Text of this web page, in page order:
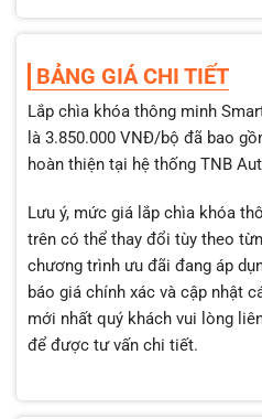
BẢNG GIÁ CHI TIẾT
Lắp chìa khóa thông minh
là 3.850.000 VNĐ/bộ đã bao
hoàn thiện tại hệ thống TNB
Lưu ý, mức giá lắp chìa khóa
trên có thể thay đổi tùy theo
chương trình ưu đãi đang áp
báo giá chính xác và cập nhật
mới nhất quý khách vui lòng
để được tư vấn chi tiết.